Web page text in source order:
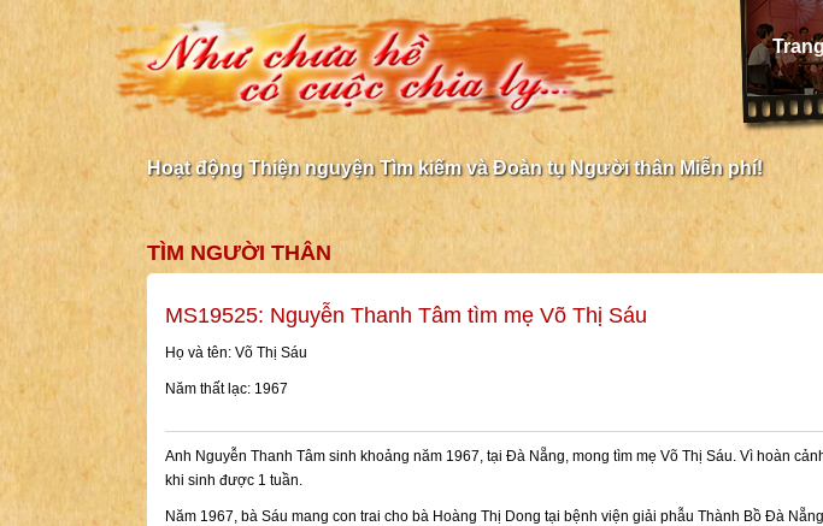
Hoạt động Thiện nguyện Tìm kiếm và Đoàn tụ Người thân Miễn phí!
TÌM NGƯỜI THÂN
MS19525: Nguyễn Thanh Tâm tìm mẹ Võ Thị Sáu
Họ và tên: Võ Thị Sáu
Năm thất lạc: 1967
Anh Nguyễn Thanh Tâm sinh khoảng năm 1967, tại Đà Nẵng, mong tìm mẹ Võ Thị Sáu. Vì hoàn
khi sinh được 1 tuần.
Năm 1967, bà Sáu mang con trai cho bà Hoàng Thị Dong tại bệnh viện giải phẫu Thành Bồ Đà